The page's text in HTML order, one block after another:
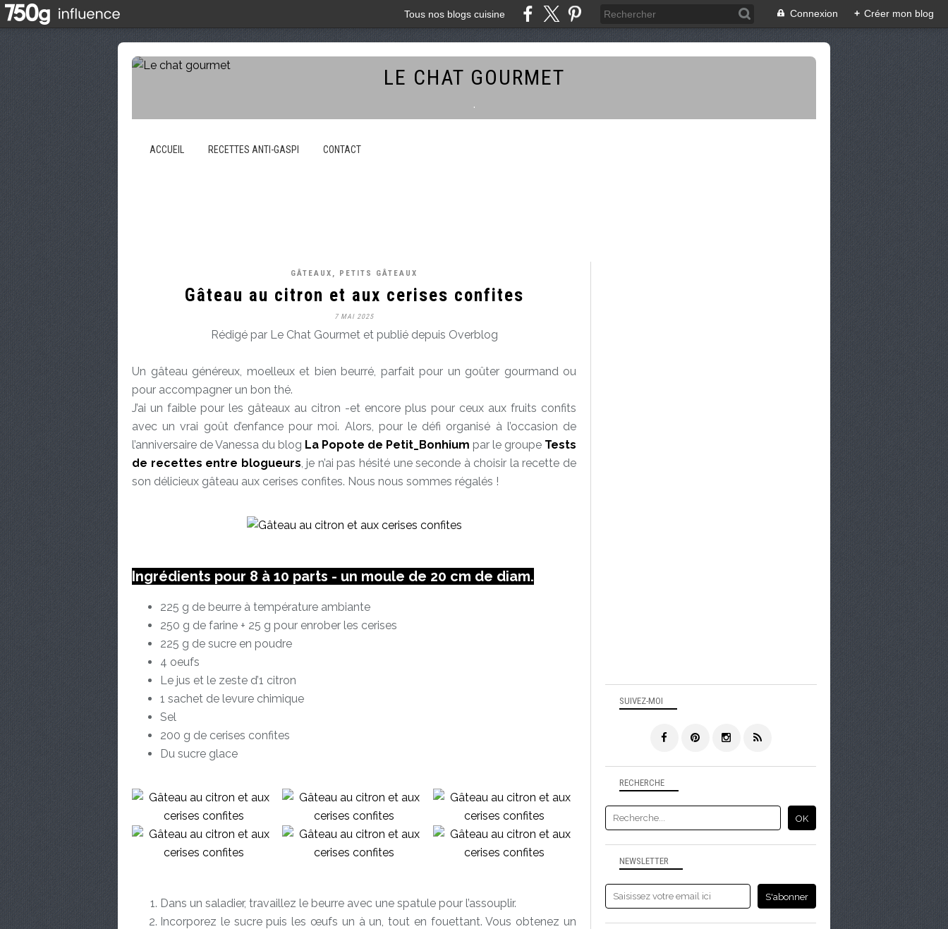
Tous nos blogs cuisine Connexion + Créer mon blog
LE CHAT GOURMET
.
ACCUEIL RECETTES ANTI-GASPI CONTACT
GÂTEAUX, PETITS GÂTEAUX
Gâteau au citron et aux cerises confites
7 MAI 2025
Rédigé par Le Chat Gourmet et publié depuis Overblog
Un gâteau généreux, moelleux et bien beurré, parfait pour un goûter gourmand ou
pour accompagner un bon thé.
J’ai un faible pour les gâteaux au citron -et encore plus pour ceux aux fruits confits
avec un vrai goût d’enfance pour moi. Alors, pour le défi organisé à l’occasion de
l’anniversaire de Vanessa du blog La Popote de Petit_Bonhium par le groupe Tests
de recettes entre blogueurs, je n’ai pas hésité une seconde à choisir la recette de
son délicieux gâteau aux cerises confites. Nous nous sommes régalés !
Ingrédients pour 8 à 10 parts - un moule de 20 cm de diam.
225 g de beurre à température ambiante
250 g de farine + 25 g pour enrober les cerises
225 g de sucre en poudre
4 oeufs
Le jus et le zeste d’1 citron
1 sachet de levure chimique
Sel
200 g de cerises confites
Du sucre glace
Dans un saladier, travaillez le beurre avec une spatule pour l’assouplir.
Incorporez le sucre puis les œufs un à un, tout en fouettant. Vous obtenez un
NEWSLETTER
SUIVEZ-MOI
RECHERCHE